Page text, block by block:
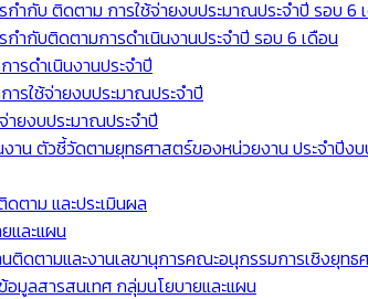
กำกับ ติดตาม การใช้จ่ายงบประมาณประจำปี รอบ 6
กำกับติดตามการดำเนินงานประจำปี รอบ 6 เดือน
ารดำเนินงานประจำปี
ารใช้จ่ายงบประมาณประจำปี
ายงบประมาณประจำปี
าน ตัวชี้วัดตามยุทธศาสตร์ของหน่วยงาน ประจำปีง
ตาม และประเมินผล
และแผน
ติดตามและงานเลขานุการคณะอนุกรรมการเชิงยุท
อมูลสารสนเทศ กลุ่มนโยบายและแผน